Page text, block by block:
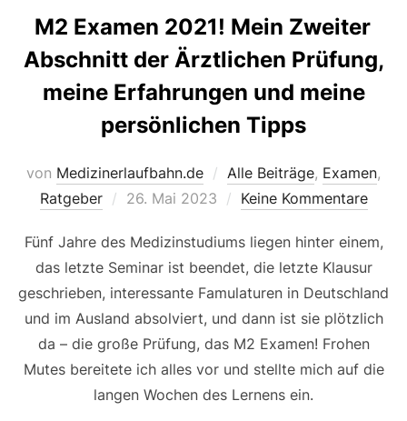
M2 Examen 2021! Mein Zweiter
Abschnitt der Ärztlichen Prüfung,
meine Erfahrungen und meine
persönlichen Tipps
von Medizinerlaufbahn.de Alle Beiträge, Examen,
Ratgeber
Veröffentlicht
26. Mai 2023 Keine Kommentare
Fünf Jahre des Medizinstudiums liegen hinter einem,
das letzte Seminar ist beendet, die letzte Klausur
geschrieben, interessante Famulaturen in Deutschland
und im Ausland absolviert, und dann ist sie plötzlich
da – die große Prüfung, das M2 Examen! Frohen
Mutes bereitete ich alles vor und stellte mich auf die
langen Wochen des Lernens ein.